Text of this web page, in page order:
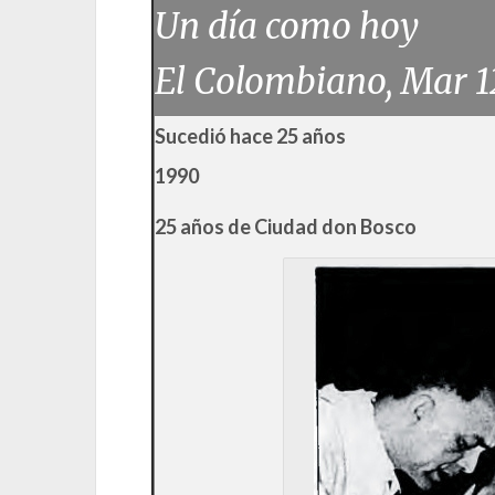
Un día como hoy
El Colombiano, Mar
Sucedió hace 25 años
1990
25 años de Ciudad don Bosco